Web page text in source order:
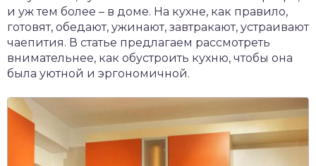
и уж тем более – в доме. На кухне, как правило,
готовят, обедают, ужинают, завтракают, устраивают
чаепития. В статье предлагаем рассмотреть
внимательнее, как обустроить кухню, чтобы она
была уютной и эргономичной.